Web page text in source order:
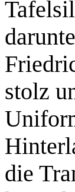
stolz
die